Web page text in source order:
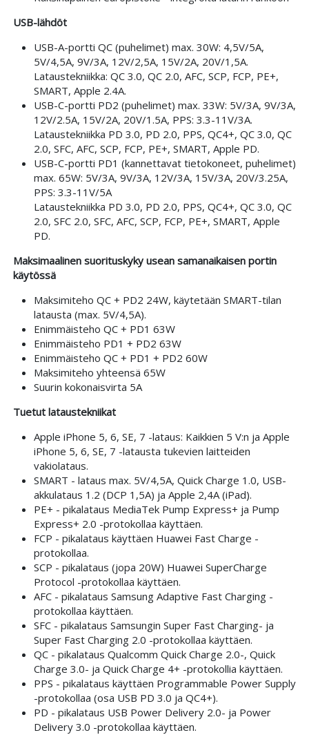
USB-lähdöt
USB-A-portti QC (puhelimet) max. 30W: 4,5V/5A,
5V/4,5A, 9V/3A, 12V/2,5A, 15V/2A, 20V/1,5A.
Lataustekniikka: QC 3.0, QC 2.0, AFC, SCP, FCP, PE+,
SMART, Apple 2.4A.
USB-C-portti PD2 (puhelimet) max. 33W: 5V/3A, 9V/3A,
12V/2.5A, 15V/2A, 20V/1.5A, PPS: 3.3-11V/3A.
Lataustekniikka PD 3.0, PD 2.0, PPS, QC4+, QC 3.0, QC
2.0, SFC, AFC, SCP, FCP, PE+, SMART, Apple PD.
USB-C-portti PD1 (kannettavat tietokoneet, puhelimet)
max. 65W: 5V/3A, 9V/3A, 12V/3A, 15V/3A, 20V/3.25A,
PPS: 3.3-11V/5A
Lataustekniikka PD 3.0, PD 2.0, PPS, QC4+, QC 3.0, QC
2.0, SFC 2.0, SFC, AFC, SCP, FCP, PE+, SMART, Apple
PD.
Maksimaalinen suorituskyky usean samanaikaisen portin
käytössä
Maksimiteho QC + PD2 24W, käytetään SMART-tilan
latausta (max. 5V/4,5A).
Enimmäisteho QC + PD1 63W
Enimmäisteho PD1 + PD2 63W
Enimmäisteho QC + PD1 + PD2 60W
Maksimiteho yhteensä 65W
Suurin kokonaisvirta 5A
Tuetut lataustekniikat
Apple iPhone 5, 6, SE, 7 -lataus: Kaikkien 5 V:n ja Apple
iPhone 5, 6, SE, 7 -latausta tukevien laitteiden
vakiolataus.
SMART - lataus max. 5V/4,5A, Quick Charge 1.0, USB-
akkulataus 1.2 (DCP 1,5A) ja Apple 2,4A (iPad).
PE+ - pikalataus MediaTek Pump Express+ ja Pump
Express+ 2.0 -protokollaa käyttäen.
FCP - pikalataus käyttäen Huawei Fast Charge -
protokollaa.
SCP - pikalataus (jopa 20W) Huawei SuperCharge
Protocol -protokollaa käyttäen.
AFC - pikalataus Samsung Adaptive Fast Charging -
protokollaa käyttäen.
SFC - pikalataus Samsungin Super Fast Charging- ja
Super Fast Charging 2.0 -protokollaa käyttäen.
QC - pikalataus Qualcomm Quick Charge 2.0-, Quick
Charge 3.0- ja Quick Charge 4+ -protokollia käyttäen.
PPS - pikalataus käyttäen Programmable Power Supply
-protokollaa (osa USB PD 3.0 ja QC4+).
PD - pikalataus USB Power Delivery 2.0- ja Power
Delivery 3.0 -protokollaa käyttäen.